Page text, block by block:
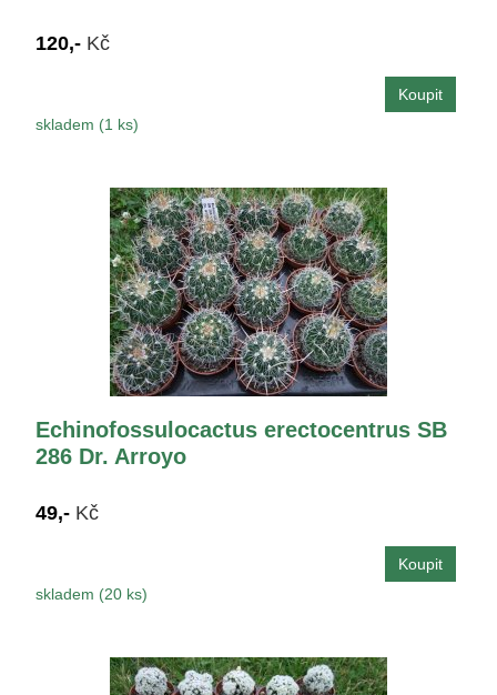
120,- Kč
skladem (1 ks)
Echinofossulocactus erectocentrus SB
286 Dr. Arroyo
49,- Kč
skladem (20 ks)